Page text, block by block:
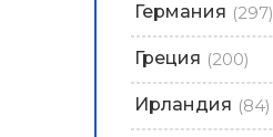
Германия (297)
Греция (200)
Ирландия (84)